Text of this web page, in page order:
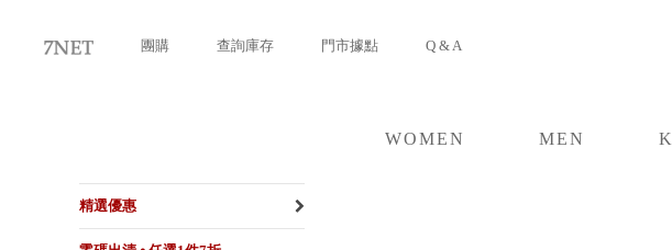
團購 查詢庫存 門市據點 Q & A
WOMEN
MEN
精選優惠